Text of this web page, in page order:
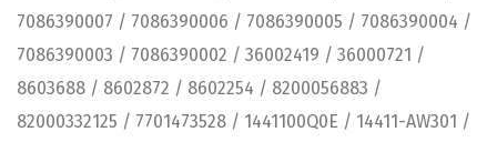
7086390007 / 7086390006 / 7086390005 / 7086390004 /
7086390003 / 7086390002 / 36002419 / 36000721 /
8603688 / 8602872 / 8602254 / 8200056883 /
82000332125 / 7701473528 / 1441100Q0E / 14411-AW301 /